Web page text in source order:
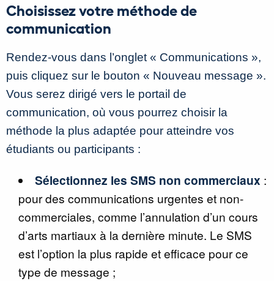
Choisissez votre méthode de
communication
Rendez-vous dans l’onglet « Communications »,
puis cliquez sur le bouton « Nouveau message ».
Vous serez dirigé vers le portail de
communication, où vous pourrez choisir la
méthode la plus adaptée pour atteindre vos
étudiants ou participants :
Sélectionnez les SMS non commerciaux :
pour des communications urgentes et non-
commerciales, comme l’annulation d’un cours
d’arts martiaux à la dernière minute. Le SMS
est l’option la plus rapide et efficace pour ce
type de message ;